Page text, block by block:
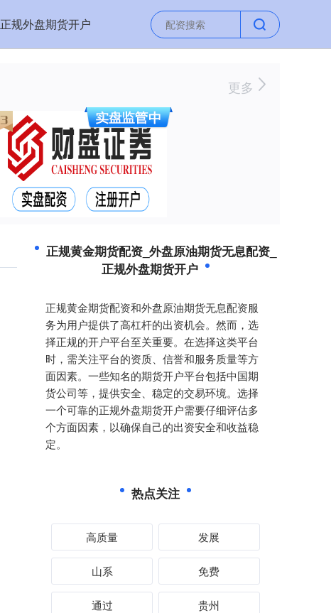
正规外盘期货开户
更多
正规黄金期货配资_外盘原油期货无息配资_
正规外盘期货开户
正规黄金期货配资和外盘原油期货无息配资服
务为用户提供了高杠杆的出资机会。然而，选
择正规的开户平台至关重要。在选择这类平台
时，需关注平台的资质、信誉和服务质量等方
面因素。一些知名的期货开户平台包括中国期
货公司等，提供安全、稳定的交易环境。选择
一个可靠的正规外盘期货开户需要仔细评估多
个方面因素，以确保自己的出资安全和收益稳
定。
热点关注
高质量 发展
山系 免费
通过 贵州